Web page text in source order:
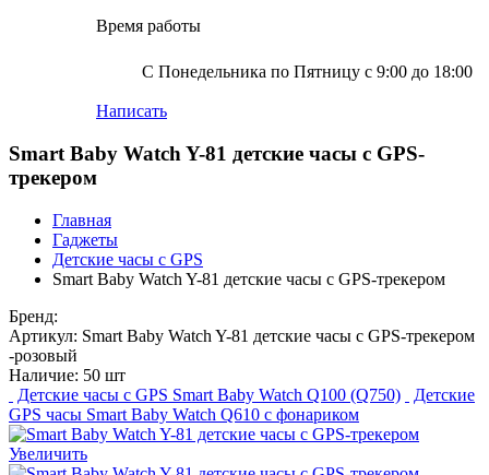
Время работы
С Понедельника по Пятницу с 9:00 до 18:00
Написать
Smart Baby Watch Y-81 детские часы с GPS-
трекером
Главная
Гаджеты
Детские часы с GPS
Smart Baby Watch Y-81 детские часы с GPS-трекером
Бренд:
Артикул: Smart Baby Watch Y-81 детские часы с GPS-трекером
-розовый
Наличие: 50 шт
Детские часы с GPS Smart Baby Watch Q100 (Q750)
Детские
GPS часы Smart Baby Watch Q610 с фонариком
Увеличить